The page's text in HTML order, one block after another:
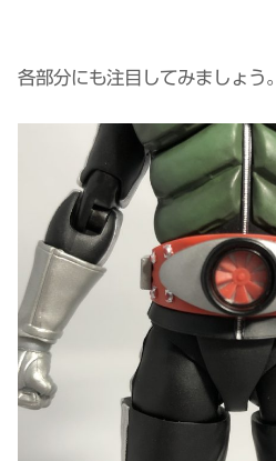
各部分にも注目してみましょう。